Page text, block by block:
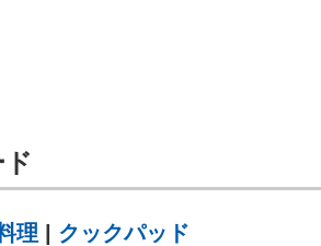
理 クックパッド